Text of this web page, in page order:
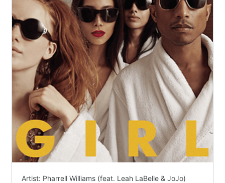
Artist: Pharrell Williams (feat. Leah LaBelle & JoJo)